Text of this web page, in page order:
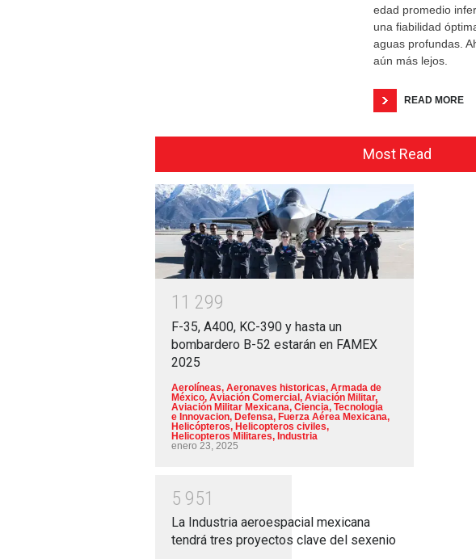
edad promedio
una fiabilidad
aguas profundas.
aún más lejos.
READ MORE
Most Read
1 1 299
F-35, A400, KC-390 y hasta un
bombardero B-52 estarán en FAMEX
2025
Aerolíneas, Aeronaves historicas, Armada de
México, Aviación Comercial, Aviación Militar,
Aviación Militar Mexicana, Ciencia, Tecnología
e Innovacion, Defensa, Fuerza Aérea Mexicana,
Helicópteros, Helicopteros civiles,
Helicopteros Militares, Industria
enero 23, 2025
5 951
La Industria aeroespacial mexicana
tendrá tres proyectos clave del sexenio